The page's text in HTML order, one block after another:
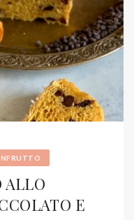
ALLO
E